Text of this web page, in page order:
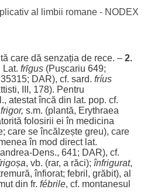
al limbii romane - NODEX
care dă senzația de rece. – 2.
Lat. frῑgus(Pușcariu 649;
DAR), cf. sard. fríus
III, 178). Pentru
atestat încă din lat. pop. cf.
frigor, s.m. (plantă, Erythraea
folosirii ei în medicina
; care seîncălzește greu), care
în mod directlat.
-Dens., 641; DAR), cf.
, vb. (rar, a răci); înfrigurat,
,înfiorat; febril , grăbit), al
din fr. fébrile, cf. montanesul